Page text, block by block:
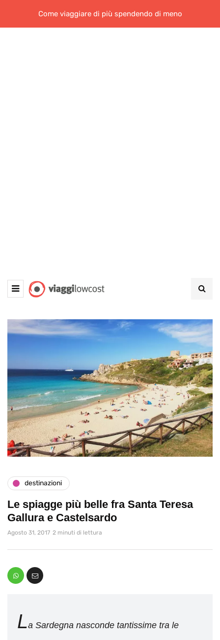
Come viaggiare di più spendendo di meno
destinazioni
Le spiagge più belle fra Santa Teresa
Gallura e Castelsardo
Agosto 31, 2017 2 minuti di lettura
La Sardegna nasconde tantissime tra le